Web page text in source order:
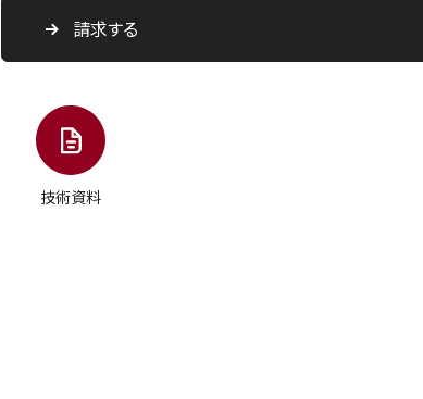
請求する
技術資料